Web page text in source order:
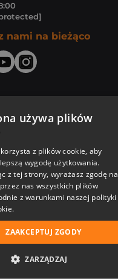
zł
nami na bieżąco
u nas
używa plików
z plików cookie, aby
wygodę użytkowania.
z tej strony, wyrażasz zgodę na
nas wszystkich plików
z warunkami naszej polityki
ZAAKCEPTUJ ZGODY
ZARZĄDZAJ